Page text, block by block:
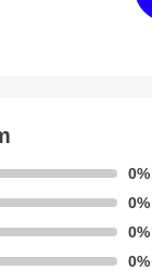
0%
0%
0%
0%